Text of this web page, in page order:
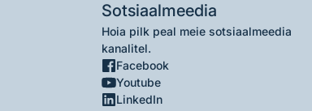
Sotsiaalmeedia
Hoia pilk peal meie sotsiaalmeedia
kanalitel.
Facebook
Youtube
LinkedIn